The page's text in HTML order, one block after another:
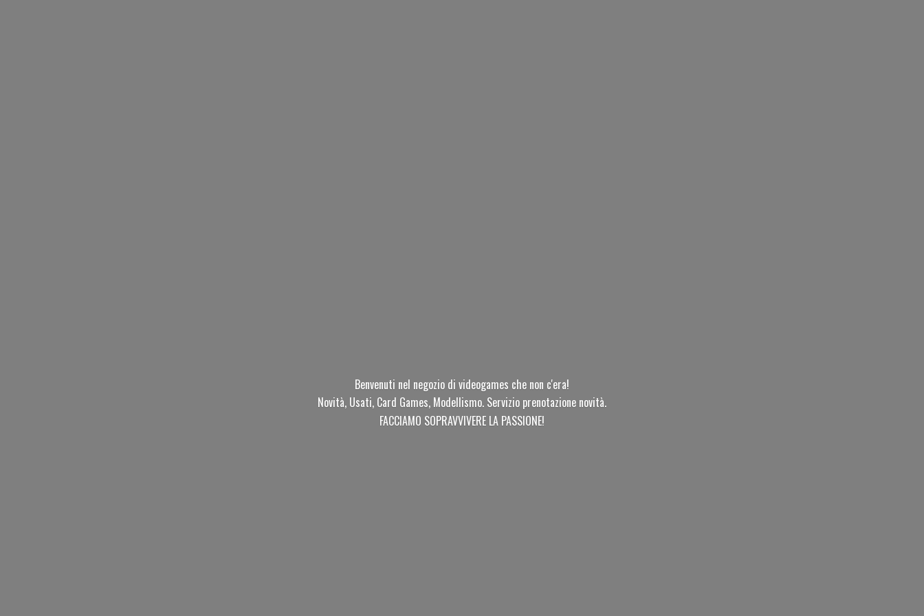
Benvenuti nel negozio di videogames che non c'era!
Novità, Usati, Card Games, Modellismo. Servizio prenotazione novità.
FACCIAMO SOPRAVVIVERE LA PASSIONE!